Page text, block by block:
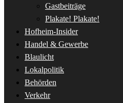
Gastbeiträge
Plakate! Plakate!
Hofheim-Insider
Handel & Gewerbe
Blaulicht
Lokalpolitik
Behörden
Verkehr